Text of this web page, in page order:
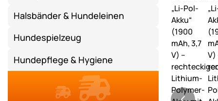
Halsbänder & Hundeleinen
Hundespielzeug
Hundepflege & Hygiene